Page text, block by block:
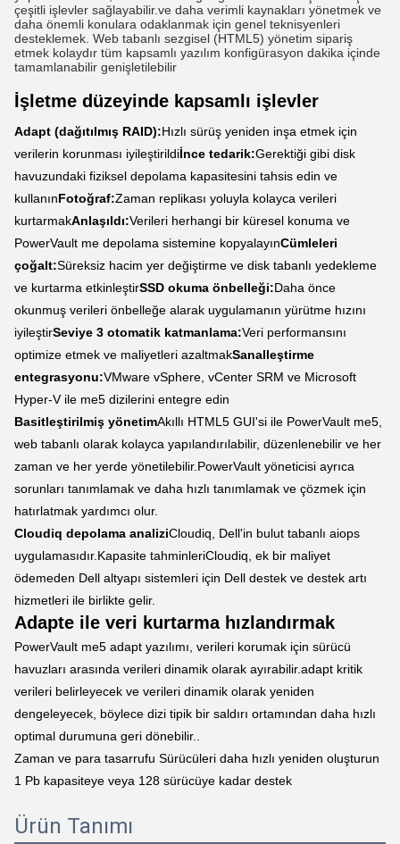
çeşitli işlevler sağlayabilir.ve daha verimli kaynakları yönetmek ve
daha önemli konulara odaklanmak için genel teknisyenleri
desteklemek. Web tabanlı sezgisel (HTML5) yönetim sipariş
etmek kolaydır tüm kapsamlı yazılım konfigürasyon dakika içinde
tamamlanabilir genişletilebilir
İşletme düzeyinde kapsamlı işlevler
Adapt (dağıtılmış RAID):Hızlı sürüş yeniden inşa etmek için
verilerin korunması iyileştirildiİnce tedarik:Gerektiği gibi disk
havuzundaki fiziksel depolama kapasitesini tahsis edin ve
kullanınFotoğraf:Zaman replikası yoluyla kolayca verileri
kurtarmakAnlaşıldı:Verileri herhangi bir küresel konuma ve
PowerVault me depolama sistemine kopyalayınCümleleri
çoğalt:Süreksiz hacim yer değiştirme ve disk tabanlı yedekleme
ve kurtarma etkinleştirSSD okuma önbelleği:Daha önce
okunmuş verileri önbelleğe alarak uygulamanın yürütme hızını
iyileştirSeviye 3 otomatik katmanlama:Veri performansını
optimize etmek ve maliyetleri azaltmakSanalleştirme
entegrasyonu:VMware vSphere, vCenter SRM ve Microsoft
Hyper-V ile me5 dizilerini entegre edin
Basitleştirilmiş yönetimAkıllı HTML5 GUI'si ile PowerVault me5,
web tabanlı olarak kolayca yapılandırılabilir, düzenlenebilir ve her
zaman ve her yerde yönetilebilir.PowerVault yöneticisi ayrıca
sorunları tanımlamak ve daha hızlı tanımlamak ve çözmek için
hatırlatmak yardımcı olur.
Cloudiq depolama analiziCloudiq, Dell'in bulut tabanlı aiops
uygulamasıdır.Kapasite tahminleriCloudiq, ek bir maliyet
ödemeden Dell altyapı sistemleri için Dell destek ve destek artı
hizmetleri ile birlikte gelir.
Adapte ile veri kurtarma hızlandırmak
PowerVault me5 adapt yazılımı, verileri korumak için sürücü
havuzları arasında verileri dinamik olarak ayırabilir.adapt kritik
verileri belirleyecek ve verileri dinamik olarak yeniden
dengeleyecek, böylece dizi tipik bir saldırı ortamından daha hızlı
optimal durumuna geri dönebilir..
Zaman ve para tasarrufu Sürücüleri daha hızlı yeniden oluşturun
1 Pb kapasiteye veya 128 sürücüye kadar destek
Ürün Tanımı